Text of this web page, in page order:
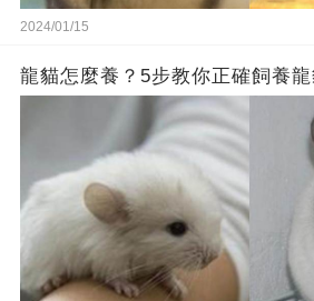
2024/01/15
龍貓怎麼養？5步教你正確飼養